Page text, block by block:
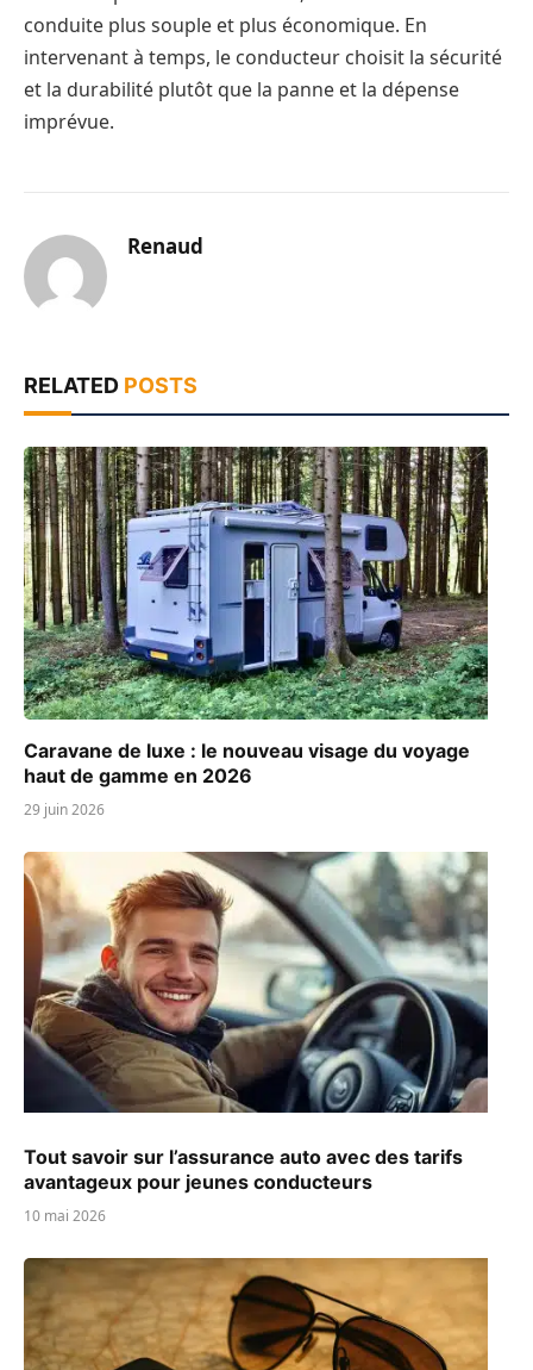
conduite plus souple et plus économique. En
intervenant à temps, le conducteur choisit la sécurité
et la durabilité plutôt que la panne et la dépense
imprévue.
Renaud
RELATED POSTS
Caravane de luxe : le nouveau visage du voyage
haut de gamme en 2026
29 juin 2026
Tout savoir sur l’assurance auto avec des tarifs
avantageux pour jeunes conducteurs
10 mai 2026